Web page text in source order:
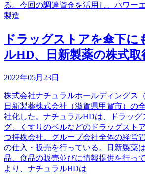
る。今回の調達資金を活用し、パワー
製造
ドラッグストアを傘下に
ルHD、日新製薬の株式取
2022年05月23日
株式会社ナチュラルホールディングス
日新製薬株式会社（滋賀県甲賀市）の
社化した。ナチュラルHDは、ドラッグ
グ、くすりのベルなどのドラッグスト
つ持株会社。グループ会社全体の経営
の仕入・販売を行っている。日新製薬
品、食品の販売並びに情報提供を行っ
より、ナチュラルHDは